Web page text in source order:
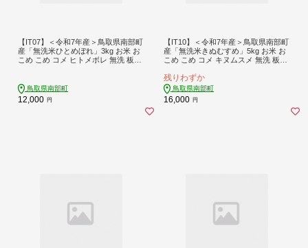
【IT07】＜令和7年産＞鳥取県南部町
産「無洗米ひとめぼれ」3kg お米 お
こめ こめ コメ ヒトメボレ 無洗 板谷
鳥取県南部町
12,000 円
【IT10】＜令和7年産＞鳥取県南部町
産「無洗米きぬむすめ」5kg お米 お
こめ こめ コメ キヌムスメ 無洗 板谷
残りわずか
鳥取県南部町
16,000 円